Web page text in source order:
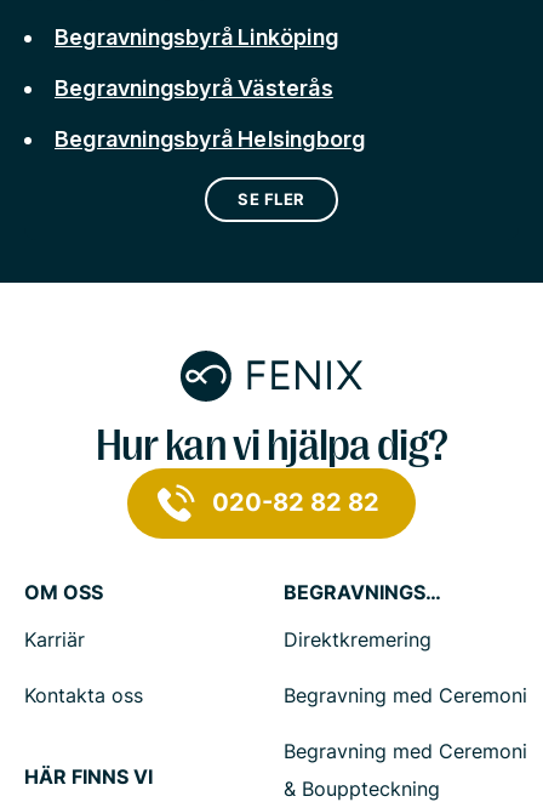
Begravningsbyrå Linköping
Begravningsbyrå Västerås
Begravningsbyrå Helsingborg
SE FLER
Hur kan vi hjälpa dig?
020-82 82 82
OM OSS
Karriär
Kontakta oss
HÄR FINNS VI
BEGRAVNINGSTJÄNSTER
Direktkremering
Begravning med Ceremoni
Begravning med Ceremoni
& Bouppteckning